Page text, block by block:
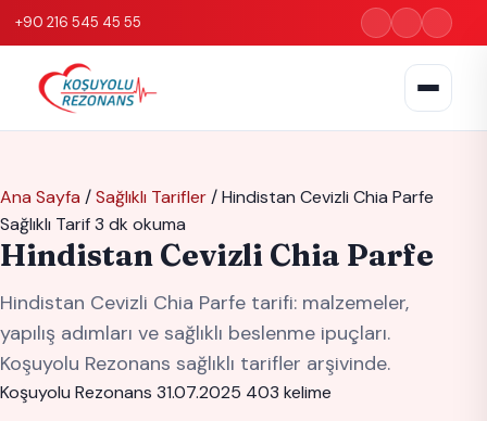
+90 216 545 45 55
Ana Sayfa /Sağlıklı Tarifler/Hindistan Cevizli Chia Parfe
Sağlıklı Tarif3 dk okuma
Hindistan Cevizli Chia Parfe
Hindistan Cevizli Chia Parfe tarifi: malzemeler,
yapılış adımları ve sağlıklı beslenme ipuçları.
Koşuyolu Rezonans sağlıklı tarifler arşivinde.
Koşuyolu Rezonans 31.07.2025 403 kelime